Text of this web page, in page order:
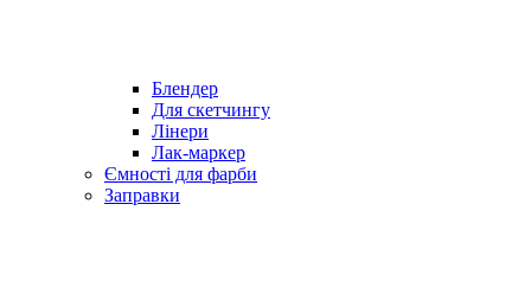
Блендер
Для скетчингу
Лінери
Лак-маркер
Ємності для фарби
Заправки